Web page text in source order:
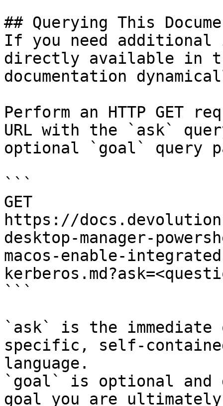
## Querying This
If you need
directly available in
documentation
Perform an HTTP GET
URL with the `ask`
optional `goal` query
```
GET
https://
desktop-manager-
macos-enable-
```
`ask` is the
specific, self-
language.
`goal` is optional and
goal you are